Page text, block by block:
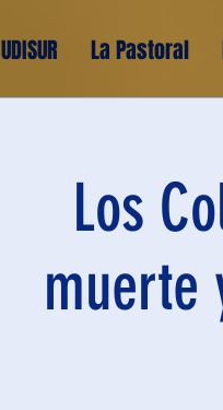
UDISUR La Pastoral
Los
muerte